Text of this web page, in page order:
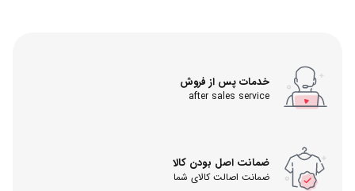
خدمات پس از فروش
after sales service
ضمانت اصل بودن کالا
ضمانت اصالت کالای شما